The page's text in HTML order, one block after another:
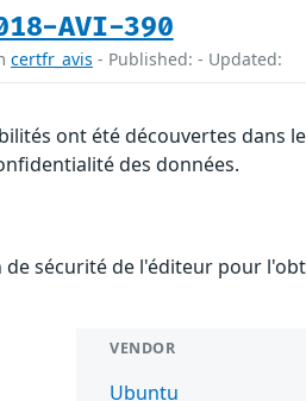
AVI-390
certfr_avis - Published: - Updated:
ont été découvertes dans
des données.
sécurité de l'éditeur pour
VENDOR
Ubuntu